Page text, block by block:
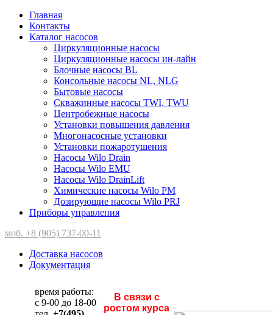
Главная
Контакты
Каталог насосов
Циркуляционные насосы
Циркуляционные насосы ин-лайн
Блочные насосы BL
Консольные насосы NL, NLG
Бытовые насосы
Скважинные насосы TWI, TWU
Центробежные насосы
Установки повышения давления
Многонасосные установки
Установки пожаротушения
Насосы Wilo Drain
Насосы Wilo EMU
Насосы Wilo DrainLift
Химические насосы Wilo PM
Дозирующие насосы Wilo PRJ
Приборы управления
моб. +8 (905) 737-00-11
Доставка насосов
Документация
время работы:
с 9-00 до 18-00
В связи с
ростом курса